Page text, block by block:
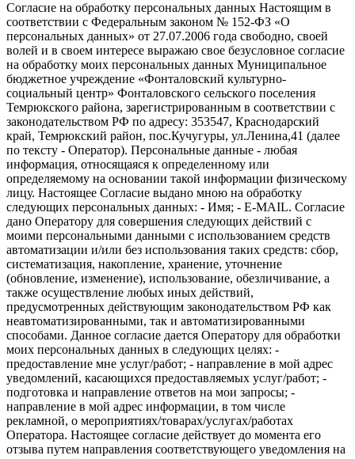
Согласие на обработку персональных данных Настоящим в
соответствии с Федеральным законом № 152-ФЗ «О
персональных данных» от 27.07.2006 года свободно, своей
волей и в своем интересе выражаю свое безусловное согласие
на обработку моих персональных данных Муниципальное
бюджетное учреждение «Фонталовский культурно-
социальный центр» Фонталовского сельского поселения
Темрюкского района, зарегистрированным в соответствии с
законодательством РФ по адресу: 353547, Краснодарский
край, Темрюкский район, пос.Кучугуры, ул.Ленина,41 (далее
по тексту - Оператор). Персональные данные - любая
информация, относящаяся к определенному или
определяемому на основании такой информации физическому
лицу. Настоящее Согласие выдано мною на обработку
следующих персональных данных: - Имя; - E-MAIL. Согласие
дано Оператору для совершения следующих действий с
моими персональными данными с использованием средств
автоматизации и/или без использования таких средств: сбор,
систематизация, накопление, хранение, уточнение
(обновление, изменение), использование, обезличивание, а
также осуществление любых иных действий,
предусмотренных действующим законодательством РФ как
неавтоматизированными, так и автоматизированными
способами. Данное согласие дается Оператору для обработки
моих персональных данных в следующих целях: -
предоставление мне услуг/работ; - направление в мой адрес
уведомлений, касающихся предоставляемых услуг/работ; -
подготовка и направление ответов на мои запросы; -
направление в мой адрес информации, в том числе
рекламной, о мероприятиях/товарах/услугах/работах
Оператора. Настоящее согласие действует до момента его
отзыва путем направления соответствующего уведомления на